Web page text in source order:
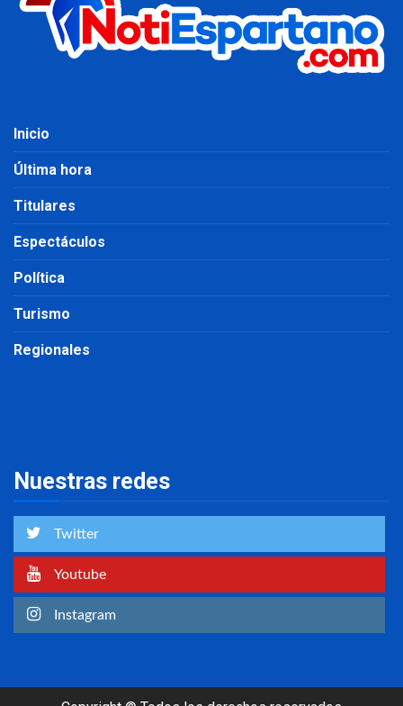
Inicio
Última hora
Titulares
Espectáculos
Política
Turismo
Regionales
Nuestras redes
Twitter
Youtube
Instagram